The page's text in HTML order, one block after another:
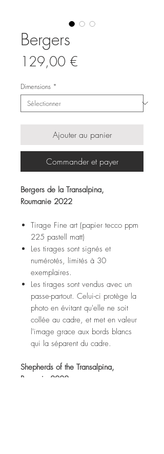
Bergers
129,00 €
Dimensions *
Ajouter au panier
Commander et payer
Bergers de la Transalpina,
Roumanie 2022
Tirage Fine art (papier tecco ppm
225 pastell matt)
Les tirages sont signés et
numérotés, limités à 30
exemplaires.
Les tirages sont vendus avec un
passe-partout. Celui-ci protège la
photo en évitant qu'elle ne soit
collée au cadre, et met en valeur
l'image grace aux bords blancs
qui la séparent du cadre.
Shepherds of the Transalpina,
Romania 2022